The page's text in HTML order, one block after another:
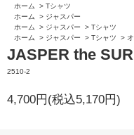
ホーム > Tシャツ
ホーム
> ジャスパー
ホーム
> ジャスパー > Tシャツ
ホーム
> ジャスパー > Tシャツ >
JASPER the
2510-2
4,700円(税込5,170円)